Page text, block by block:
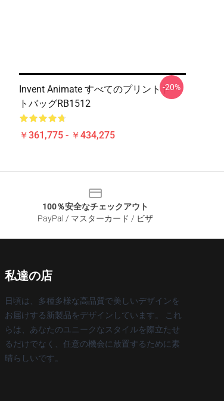
Invent Animate すべてのプリントトー
トバッグRB1512
￥361,775 - ￥434,275
-20%
100％安全なチェックアウト
PayPal / マスターカード / ビザ
私達の店
日頃は、多種多様な高品質で美しいデザインを
お届けする新製品をデザインしています。 これ
らは、あなたのユニークなスタイルを際立たせ
るだけでなく、任意の機会に放置するために素
晴らしいです。